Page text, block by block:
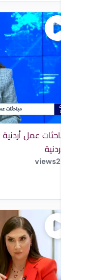
مباحثات عمل
الأردنية
2
views